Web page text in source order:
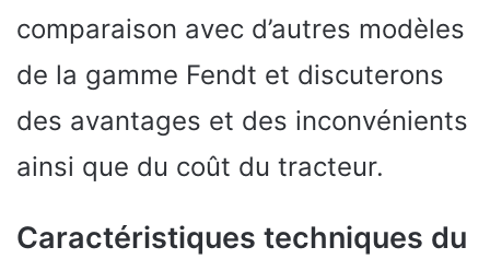
comparaison avec d’autres modèles
de la gamme Fendt et discuterons
des avantages et des inconvénients
ainsi que du coût du tracteur.
Caractéristiques techniques du